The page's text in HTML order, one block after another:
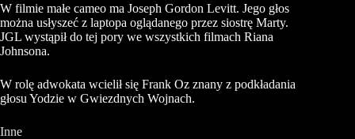
W filmie małe cameo ma Joseph Gordon Levitt. Jego głos
można usłyszeć z laptopa oglądanego przez siostrę Marty.
JGL wystąpił do tej pory we wszystkich filmach Riana
Johnsona.
W rolę adwokata wcielił się Frank Oz znany z podkładania
głosu Yodzie w Gwiezdnych Wojnach.
Inne